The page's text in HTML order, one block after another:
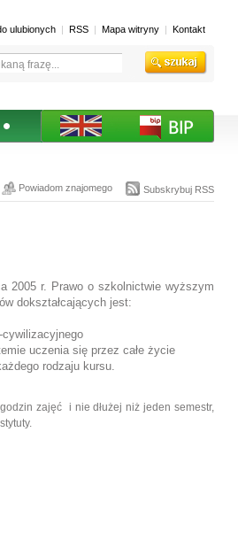
ulubionych RSS Mapa witryny Kontakt
Powiadom znajomego Subskrybuj RSS
2005 r. Prawo o szkolnictwie wyższym
dokształcających jest:
uczenia się przez całe życie
rodzaju kursu.
zajęć i nie dłużej niż jeden semestr,